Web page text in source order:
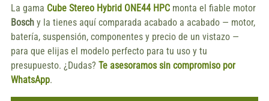
La gama Cube Stereo Hybrid ONE44 HPCmonta el fiable motor
Boschy la tienes aquí comparada acabado a acabado — motor,
batería, suspensión, componentes y precio de un vistazo —
para que elijas el modelo perfecto para tu uso y tu
presupuesto. ¿Dudas? Te asesoramos sin compromiso por
WhatsApp.